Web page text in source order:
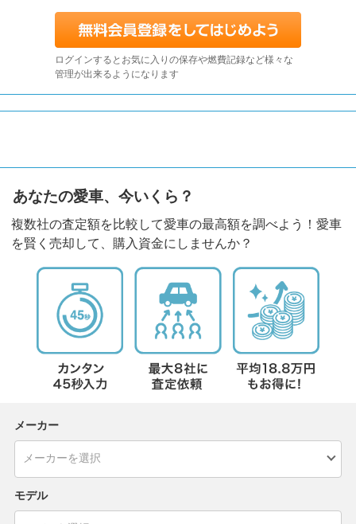
ログインするとお気に入りの保存や燃費記録など様々な
管理が出来るようになります
あなたの愛車、今いくら？
複数社の査定額を比較して愛車の最高額を調べよう！愛車
を賢く売却して、購入資金にしませんか？
メーカー
モデル